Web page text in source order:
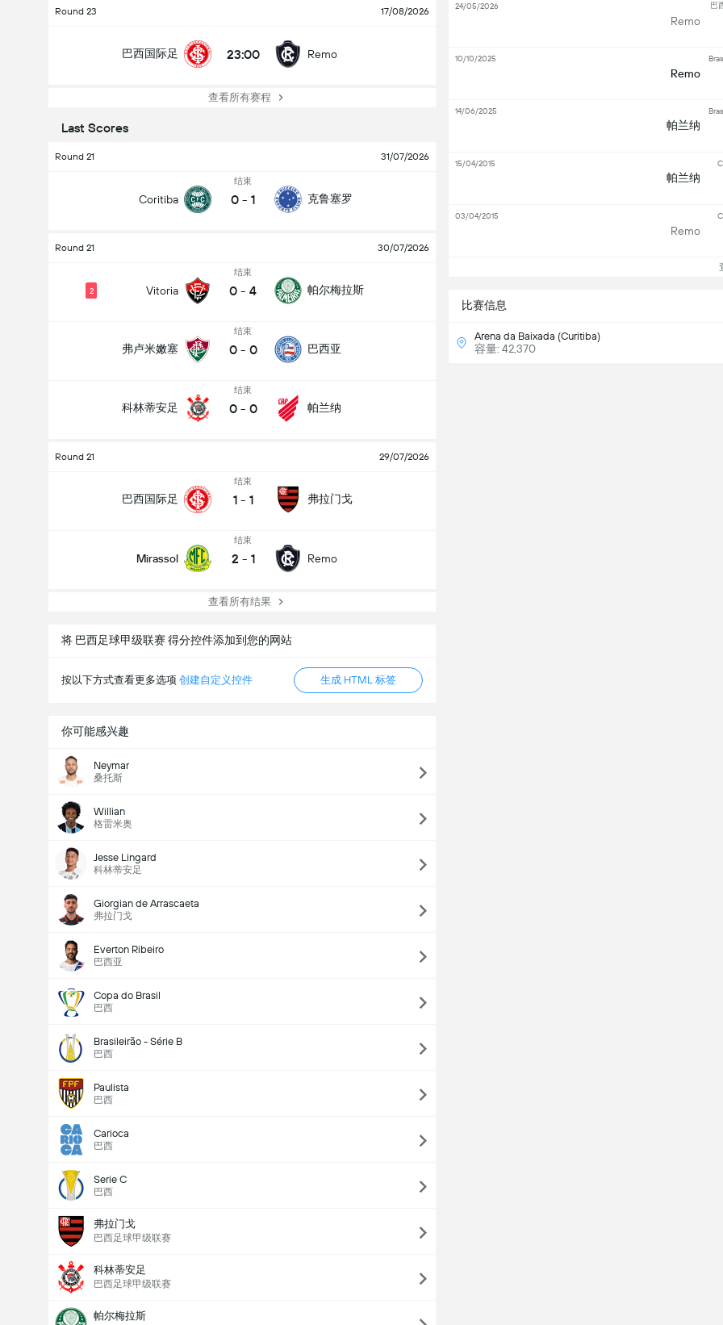
Round 23 17/08/2026
巴西国际足 23:00 Remo
查看所有赛程
Last Scores
Round 21 31/07/2026
Coritiba
结束
0 - 1 克鲁塞罗
Round 21 30/07/2026
Vitoria
2
结束
0 - 4 帕尔梅拉斯
弗卢米嫩塞
结束
0 - 0 巴西亚
科林蒂安足
结束
0 - 0 帕兰纳
Round 21 29/07/2026
巴西国际足
结束
1 - 1 弗拉门戈
Mirassol
结束
2 - 1 Remo
查看所有结果
将 巴西足球甲级联赛 得分控件添加到您的网站
按以下方式查看更多选项 创建自定义控件 生成 HTML 标签
你可能感兴趣
Neymar
桑托斯
Willian
格雷米奥
Jesse Lingard
科林蒂安足
Giorgian de Arrascaeta
弗拉门戈
Everton Ribeiro
巴西亚
Copa do Brasil
巴西
Brasileirão - Série B
巴西
Paulista
巴西
Carioca
巴西
Serie C
巴西
弗拉门戈
巴西足球甲级联赛
科林蒂安足
巴西足球甲级联赛
帕尔梅拉斯
比赛信息
Arena da Baixada (Curitiba)
容量: 42,370
Remo
巴
24/05/2026
Remo
10/10/2025
帕兰纳
14/06/2025
帕兰纳
15/04/2015
Remo
03/04/2015